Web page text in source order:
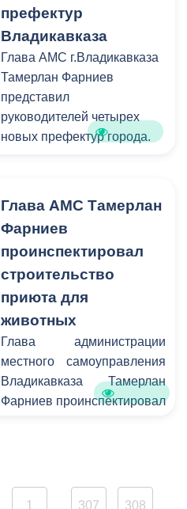
Фарниев.
префектур
Владикавказа
Глава АМС г.Владикавказа
Тамерлан Фарниев
представил
руководителей четырех
новых префектур города.
Глава АМС Тамерлан
Фарниев
проинспектировал
строительство
приюта для
животных
Глава администрации
местного самоуправления
Владикавказа Тамерлан
Фарниев проинспектировал
района города. Вместе с
1
307 308